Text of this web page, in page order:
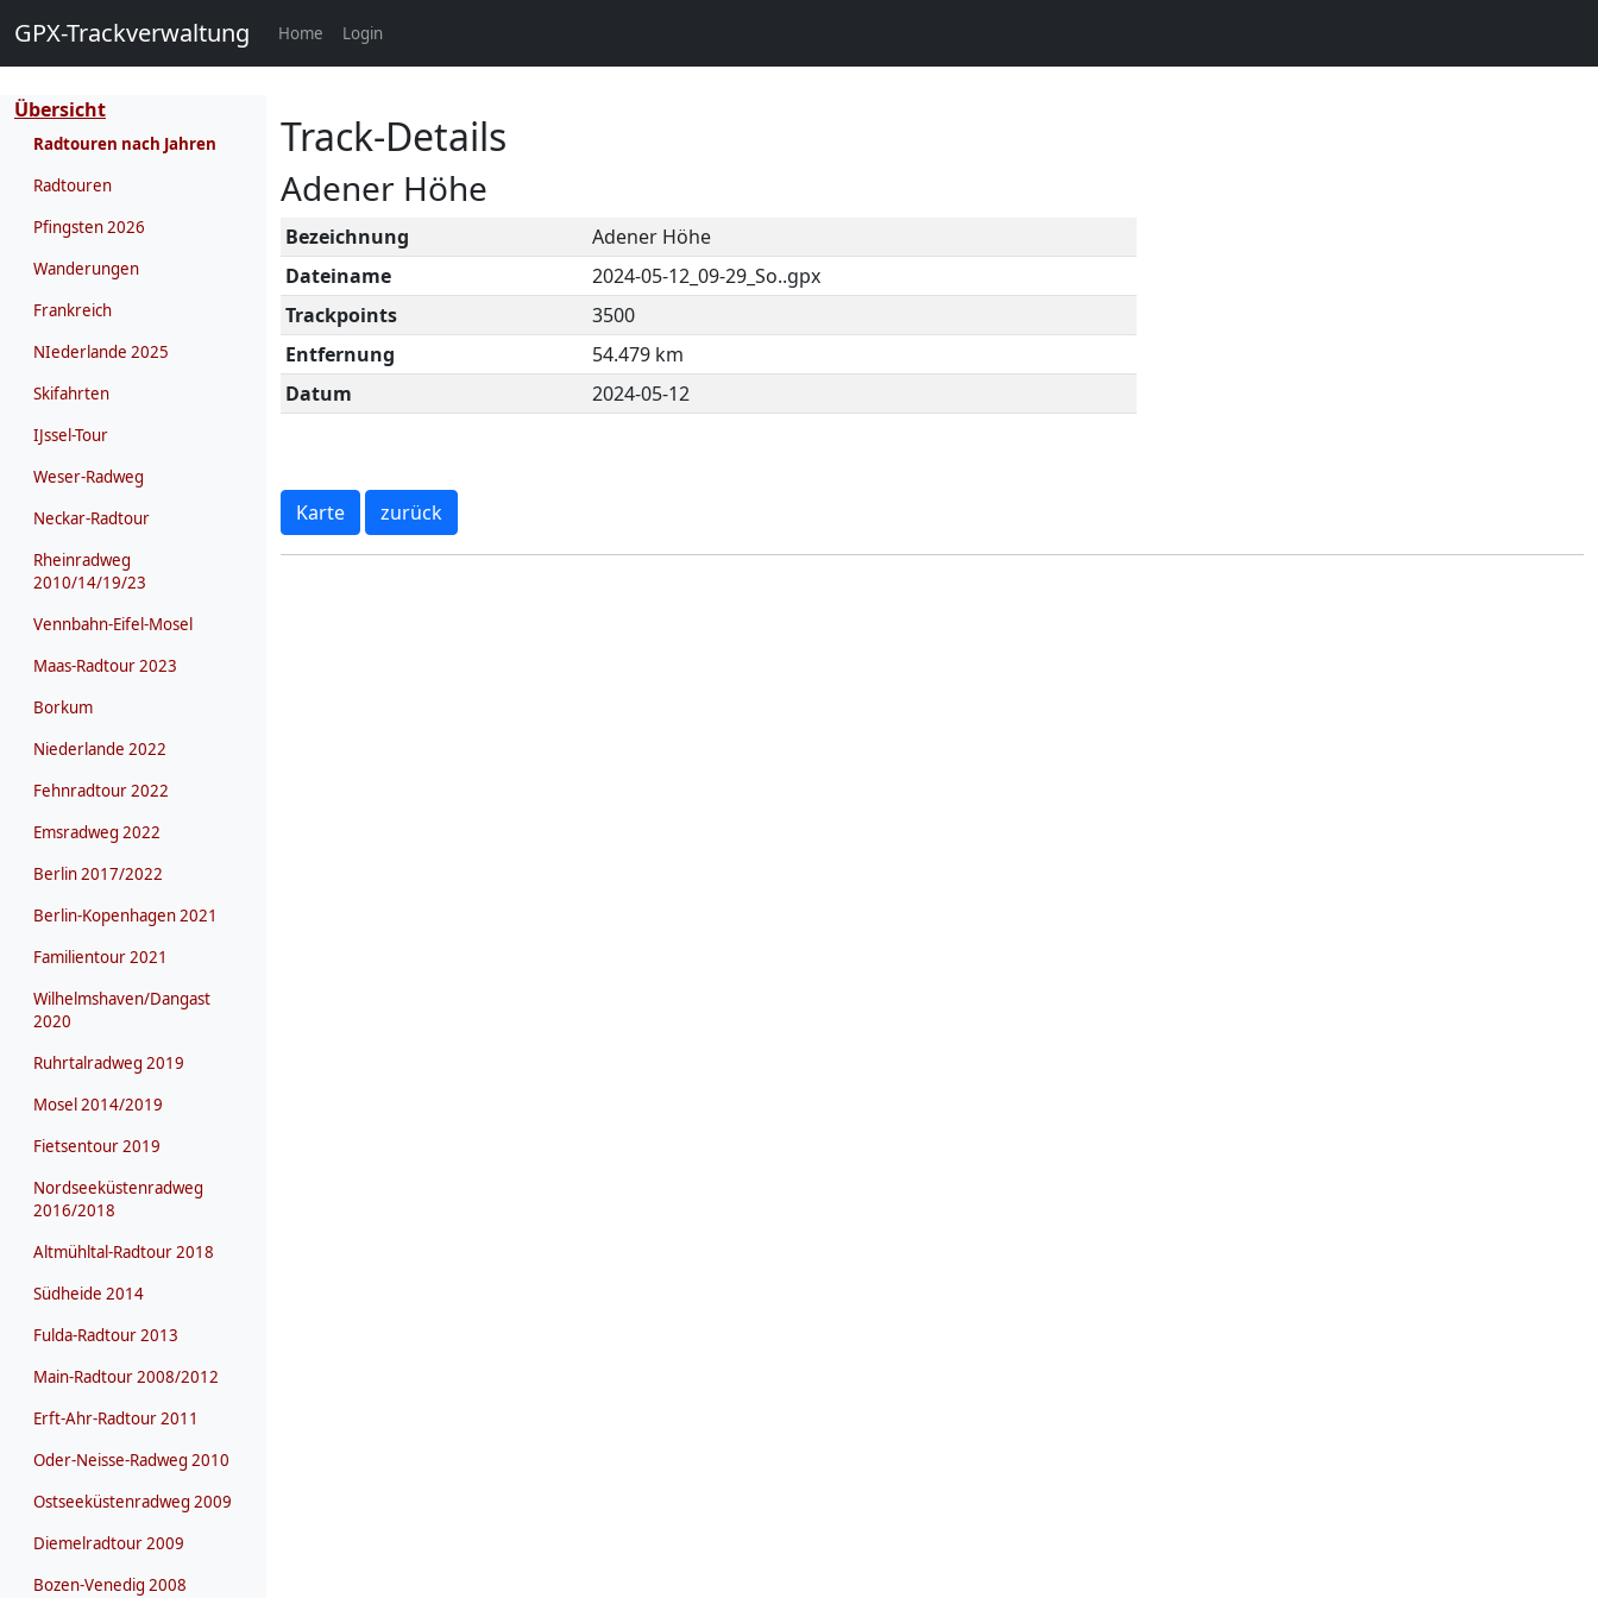
GPX-Trackverwaltung Home (current)
Login
Übersicht
Radtouren nach Jahren
Radtouren
Pfingsten 2026
Wanderungen
Frankreich
NIederlande 2025
Skifahrten
IJssel-Tour
Weser-Radweg
Neckar-Radtour
Rheinradweg
2010/14/19/23
Vennbahn-Eifel-Mosel
Maas-Radtour 2023
Borkum
Niederlande 2022
Fehnradtour 2022
Emsradweg 2022
Berlin 2017/2022
Berlin-Kopenhagen 2021
Familientour 2021
Wilhelmshaven/Dangast
2020
Ruhrtalradweg 2019
Mosel 2014/2019
Fietsentour 2019
Nordseeküstenradweg
2016/2018
Altmühltal-Radtour 2018
Südheide 2014
Fulda-Radtour 2013
Main-Radtour 2008/2012
Erft-Ahr-Radtour 2011
Oder-Neisse-Radweg 2010
Ostseeküstenradweg 2009
Diemelradtour 2009
Bozen-Venedig 2008
Track-Details
Adener Höhe
Bezeichnung
Adener Höhe
Dateiname
2024-05-12_09-29_So..gpx
Trackpoints
3500
Entfernung
54.479 km
Datum
2024-05-12
Karte zurück